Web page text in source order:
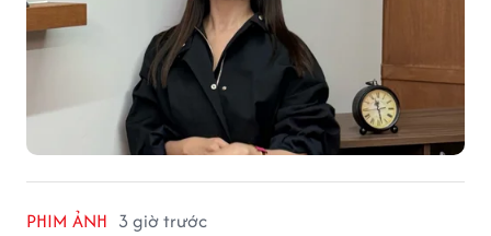
PHIM ẢNH 3 giờ trước